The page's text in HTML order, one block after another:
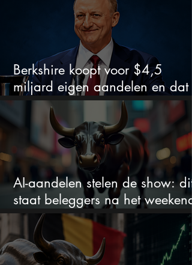
Berkshire koopt voor $4,5
miljard eigen aandelen en dat
zegt veel over de waardering
AI-aandelen stelen de show: dit
staat beleggers na het weekend
te wachten